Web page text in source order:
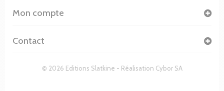
© 2026 Editions Slatkine - Réalisation Cybor SA
Mon compte
Contact